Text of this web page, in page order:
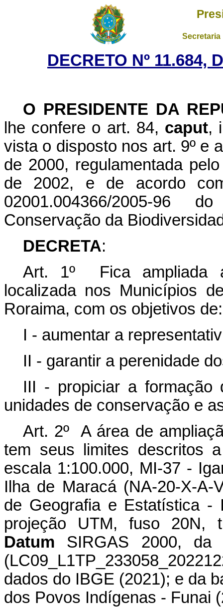
DECRETO Nº 11.684,
O PRESIDENTE DA
lhe confere o art. 84, caput,
vista o disposto nos art. 9º e
de 2000, regulamentada
de 2002, e de acordo
02001.004366/2005-
Conservação da
DECRETA:
Art. 1º Fica ampliada
localizada nos Municípios
Roraima, com os objetivos de:
I - aumentar a
II - garantir a perenidade
III - propiciar a formação
unidades de conservação e
Art. 2º A área de
tem seus limites descritos
escala 1:100.000, MI-37 -
Ilha de Maracá (NA-20-X-A-
de Geografia e Estatística
projeção UTM, fuso 20N,
Datum SIRGAS 2000, da
dados do IBGE (2021); e da
dos Povos Indígenas - Funai